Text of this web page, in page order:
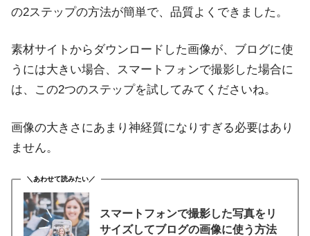
の2ステップの方法が簡単で、品質よくできました。
素材サイトからダウンロードした画像が、ブログに使
うには大きい場合、スマートフォンで撮影した場合に
は、この2つのステップを試してみてくださいね。
画像の大きさにあまり神経質になりすぎる必要はあり
ません。
スマートフォンで撮影した写真をリ
サイズしてブログの画像に使う方法